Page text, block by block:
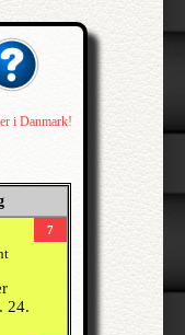
i Danmark!
7
24.